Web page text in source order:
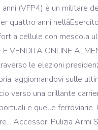
(VFP4) è un militare
anni
a cellule con mescola
VENDITA ONLINE
le elezioni
aggiornandovi sulle
verso una brillante
e quelle
Accessori Pulizia